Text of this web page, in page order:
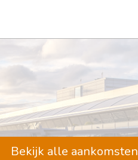
Bekijk alle aankomsten